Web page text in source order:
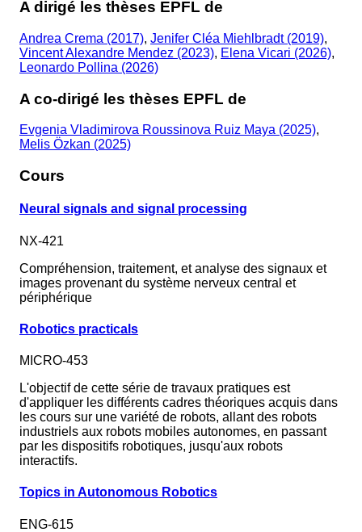
A dirigé les thèses EPFL de
Andrea Crema (2017), Jenifer Cléa Miehlbradt (2019),
Vincent Alexandre Mendez (2023), Elena Vicari (2026),
Leonardo Pollina (2026)
A co-dirigé les thèses EPFL de
Evgenia Vladimirova Roussinova Ruiz Maya (2025),
Melis Özkan (2025)
Cours
Neural signals and signal processing
NX-421
Compréhension, traitement, et analyse des signaux et
images provenant du système nerveux central et
périphérique
Robotics practicals
MICRO-453
L'objectif de cette série de travaux pratiques est
d'appliquer les différents cadres théoriques acquis dans
les cours sur une variété de robots, allant des robots
industriels aux robots mobiles autonomes, en passant
par les dispositifs robotiques, jusqu'aux robots
interactifs.
Topics in Autonomous Robotics
ENG-615